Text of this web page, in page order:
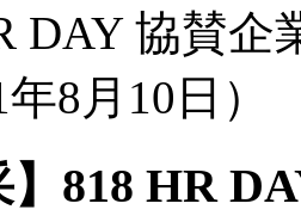
DAY 協賛
8月10日）
】818 HR